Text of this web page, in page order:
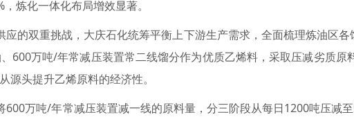
炼化一体化布局增效显著。
的双重挑战，大庆石化统筹平衡上下游生产需求，全面梳理炼油区
600万吨/年常减压装置常二线馏分作为优质乙烯料，采取压减劣质原
头提升乙烯原料的经济性。
万吨/年常减压装置减一线的原料量，分三阶段从每日1200吨压减